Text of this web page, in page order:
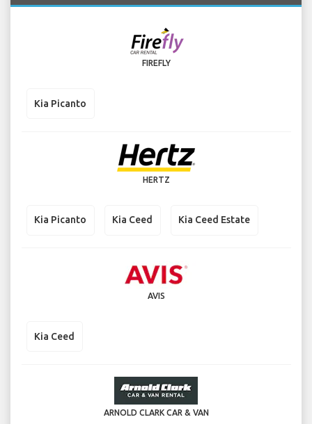
FIREFLY
Kia Picanto
HERTZ
Kia Picanto Kia Ceed Kia Ceed Estate
AVIS
Kia Ceed
ARNOLD CLARK CAR & VAN